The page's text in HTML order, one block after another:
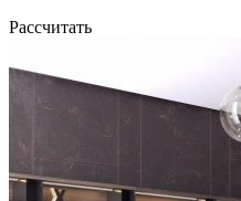
Рассчитать